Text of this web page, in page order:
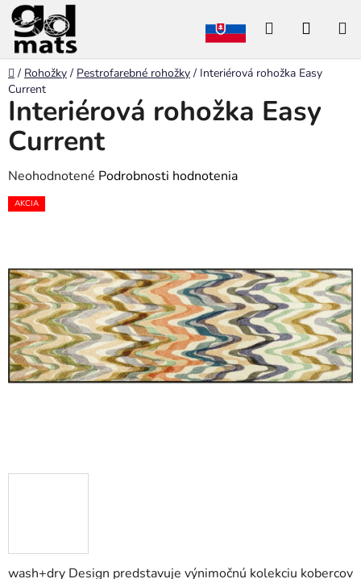
Prejsť
na
obsah
Hľadať
Domov
/ Rohožky / Pestrofarebné rohožky / Interiérová rohožka Easy
Current
wash+dry Design predstavuje výnimočnú kolekciu kobercov
Interiérová rohožka Easy
Current
Priemerné
hodnotenie
z
5
hviezdičiek.
Neohodnotené Podrobnosti hodnotenia
AKCIA